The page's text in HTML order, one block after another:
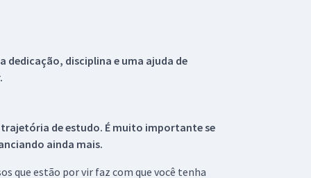
dedicação, disciplina e uma ajuda de
de estudo. É muito importante se
ainda mais.
que estão por vir faz com que você tenha